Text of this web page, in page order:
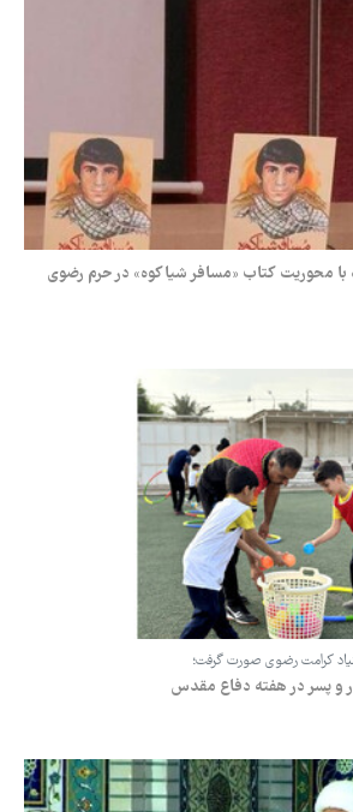
با محوریت کتاب «مسافر شیاکوه» در حرم رضوی
کرامت رضوی صورت گرفت؛
و پسر در هفته دفاع مقدس